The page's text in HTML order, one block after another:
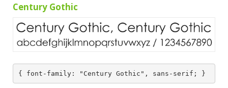
Century Gothic
{ font-family: "Century Gothic", sans-serif; }